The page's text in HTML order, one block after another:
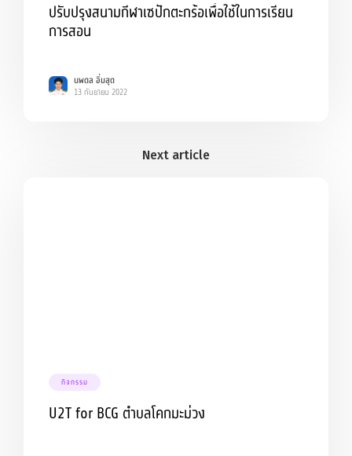
ปรับปรุงสนามกีฬาเซปักตะกร้อเพื่อใช้ในการเรียน
การสอน
นพดล อิ่มสุด
13 กันยายน 2022
กิจกรรม
U2T for BCG ตำบลโคกมะม่วง